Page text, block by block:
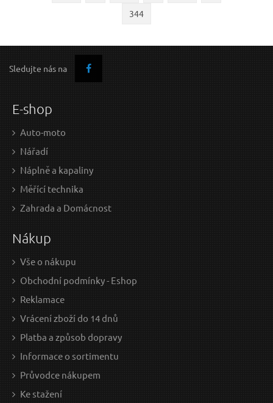
344
Sledujte nás na
E-shop
Auto-moto
Nářadí
Náplně a kapaliny
Měřící technika
Zahrada a Domácnost
Nákup
Vše o nákupu
Obchodní podmínky - Eshop
Reklamace
Vrácení zboží do 14 dnů
Platba a způsob dopravy
Informace o sortimentu
Průvodce nákupem
Ke stažení